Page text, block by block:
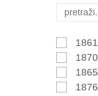
1861
1870
1865
1876